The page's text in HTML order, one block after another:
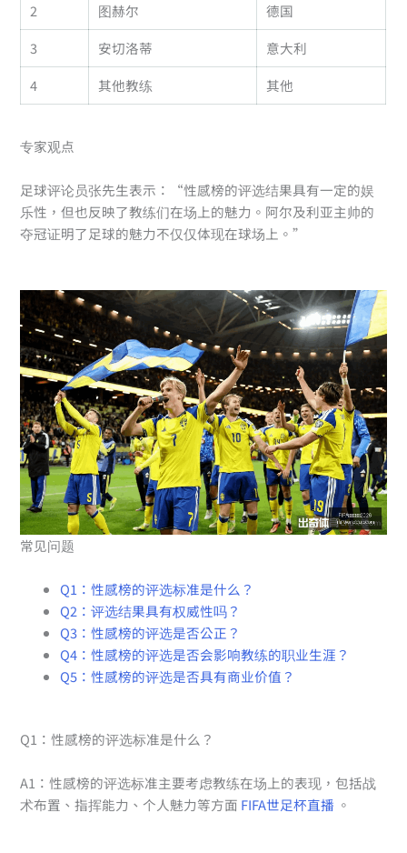
2
图赫尔
德国
3
安切洛蒂
意大利
4
其他教练 其他
专家观点
足球评论员张先生表示：“性感榜的评选结果具有一定的娱
乐性，但也反映了教练们在场上的魅力。阿尔及利亚主帅的
夺冠证明了足球的魅力不仅仅体现在球场上。”
常见问题
Q1：性感榜的评选标准是什么？
Q2：评选结果具有权威性吗？
Q3：性感榜的评选是否公正？
Q4：性感榜的评选是否会影响教练的职业生涯？
Q5：性感榜的评选是否具有商业价值？
Q1：性感榜的评选标准是什么？
A1：性感榜的评选标准主要考虑教练在场上的表现，包括战
术布置、指挥能力、个人魅力等方面 FIFA世足杯直播 。